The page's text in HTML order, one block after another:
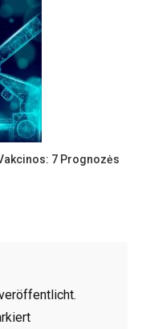
7 Prognozės